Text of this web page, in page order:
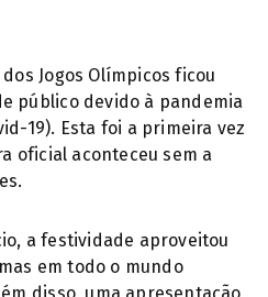
Jogos Olímpicos ficou
público devido à pandemia
19). Esta foi a primeira vez
oficial aconteceu sem a
a festividade aproveitou
em todo o mundo